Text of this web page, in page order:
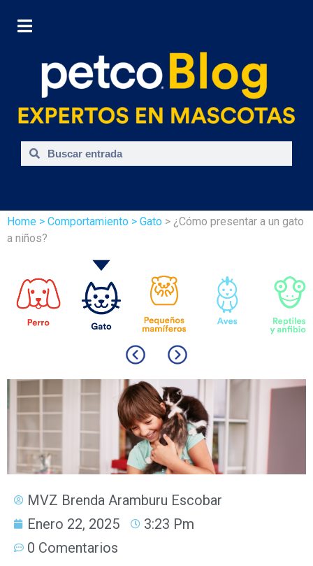
Home > Comportamiento > Gato > ¿Cómo presentar a un gato
a niños?
MVZ Brenda Aramburu Escobar
Enero 22, 2025
3:23 Pm
0 Comentarios